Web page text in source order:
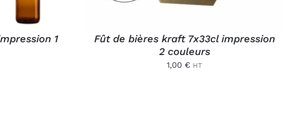
1
Fût de bières kraft 7x33cl impression
2 couleurs
1,00 € HT